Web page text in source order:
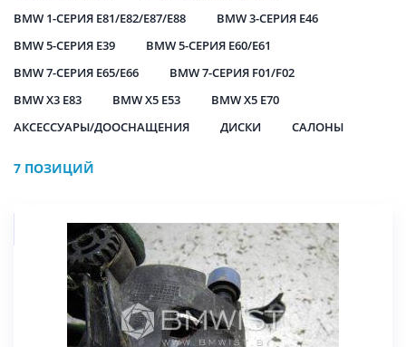
BMW 1-СЕРИЯ E81/E82/E87/E88
BMW 3-СЕРИЯ E46
BMW 5-СЕРИЯ E39
BMW 5-СЕРИЯ E60/E61
BMW 7-СЕРИЯ E65/E66
BMW 7-СЕРИЯ F01/F02
BMW X3 E83
BMW X5 E53
BMW X5 E70
АКСЕССУАРЫ/ДООСНАЩЕНИЯ
ДИСКИ САЛОНЫ
7 ПОЗИЦИЙ